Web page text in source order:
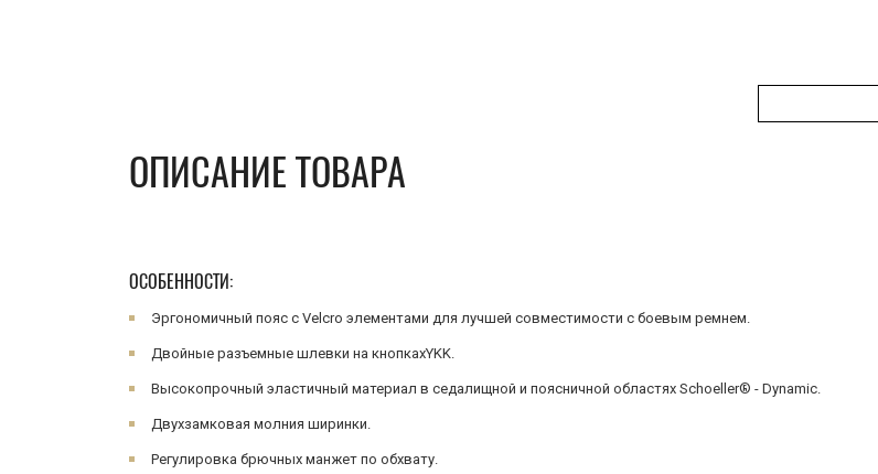
ОПИСАНИЕ ТОВАРА
ОСОБЕННОСТИ:
Эргономичный пояс с Velcro элементами для лучшей совместимости с боевым ремнем.
Двойные разъемные шлевки на кнопкахYKK.
Высокопрочный эластичный материал в седалищной и поясничной областях Schoeller® - Dynamic.
Двухзамковая молния ширинки.
Регулировка брючных манжет по обхвату.